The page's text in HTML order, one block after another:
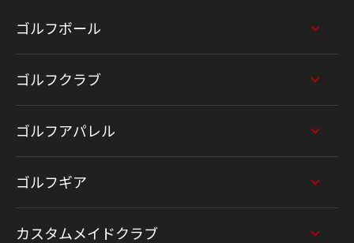
ゴルフボール
ゴルフクラブ
ゴルフアパレル
ゴルフギア
カスタムメイドクラブ